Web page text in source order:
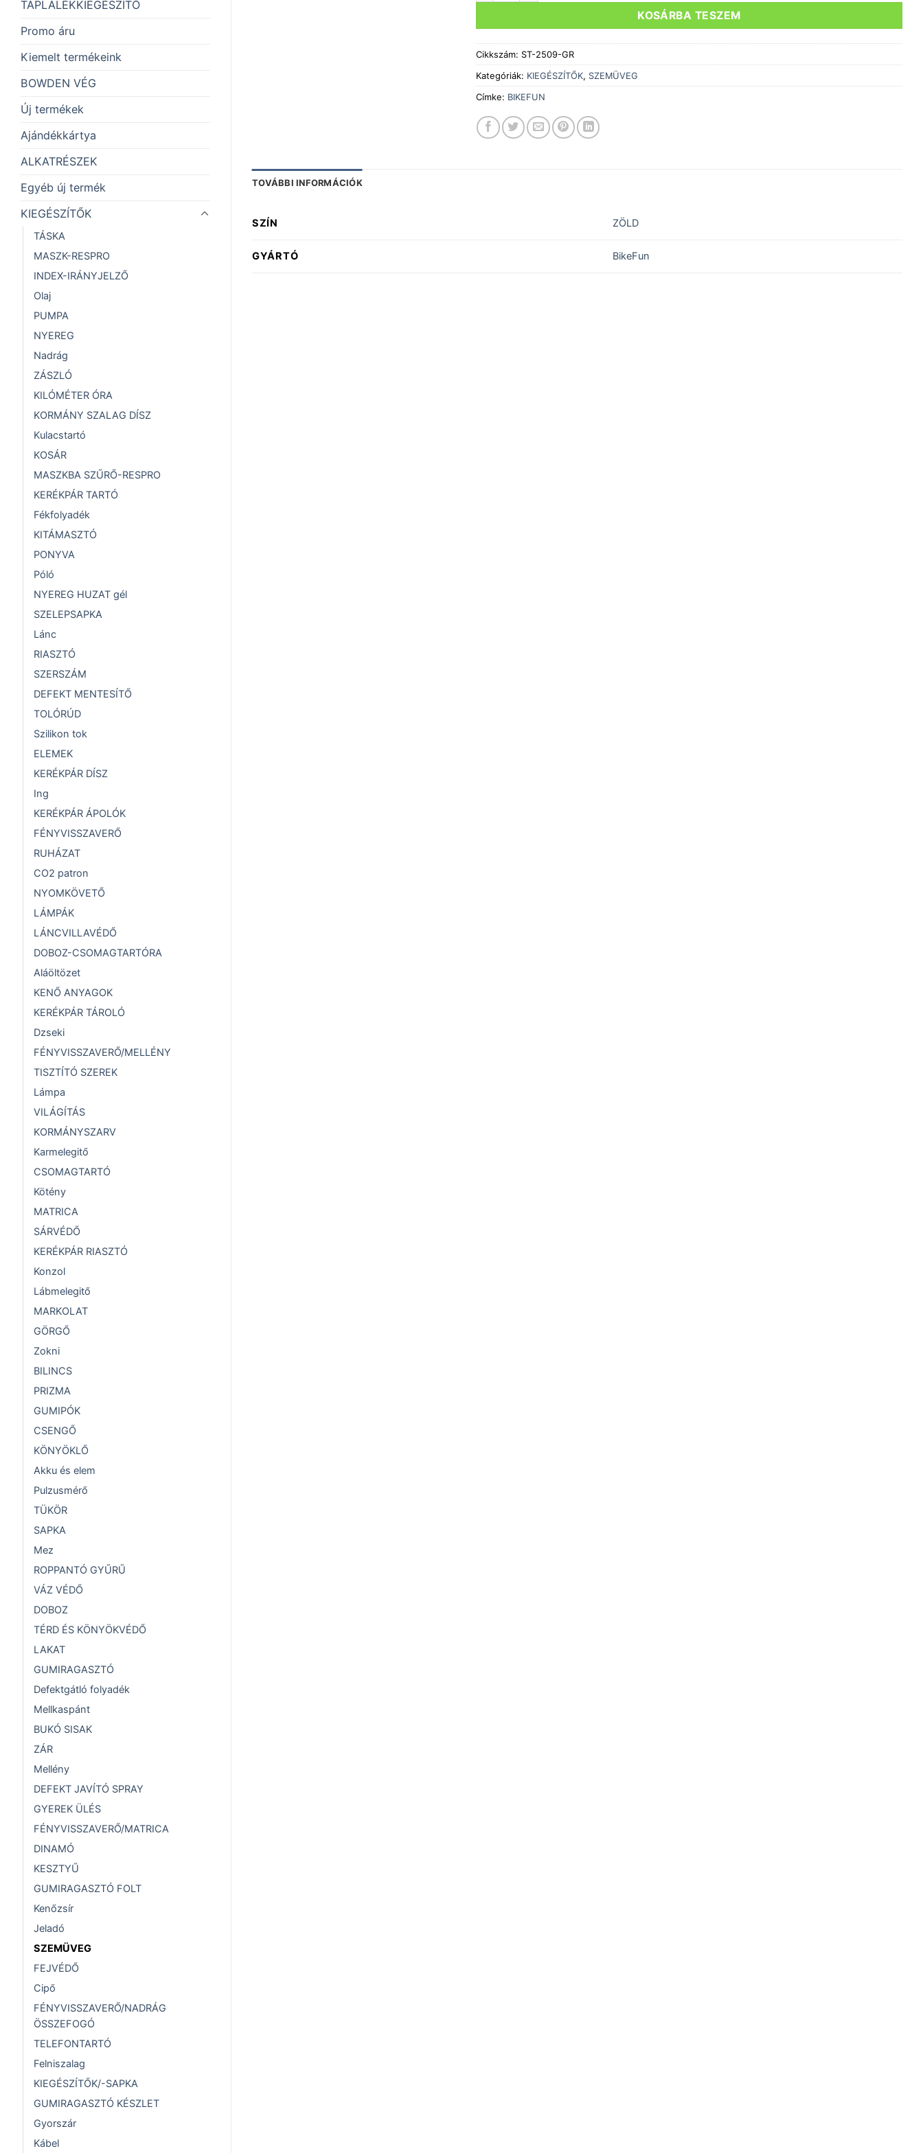
TÁPLÁLÉKKIEGÉSZÍTŐ
Promo áru
Kiemelt termékeink
BOWDEN VÉG
Új termékek
Ajándékkártya
ALKATRÉSZEK
Egyéb új termék
KIEGÉSZÍTŐK
TÁSKA
MASZK-RESPRO
INDEX-IRÁNYJELZŐ
Olaj
PUMPA
NYEREG
Nadrág
ZÁSZLÓ
KILÓMÉTER ÓRA
KORMÁNY SZALAG DÍSZ
Kulacstartó
KOSÁR
MASZKBA SZŰRŐ-RESPRO
KERÉKPÁR TARTÓ
Fékfolyadék
KITÁMASZTÓ
PONYVA
Póló
NYEREG HUZAT gél
SZELEPSAPKA
Lánc
RIASZTÓ
SZERSZÁM
DEFEKT MENTESÍTŐ
TOLÓRÚD
Szilikon tok
ELEMEK
KERÉKPÁR DÍSZ
Ing
KERÉKPÁR ÁPOLÓK
FÉNYVISSZAVERŐ
RUHÁZAT
CO2 patron
NYOMKÖVETŐ
LÁMPÁK
LÁNCVILLAVÉDŐ
DOBOZ-CSOMAGTARTÓRA
Aláöltözet
KENŐ ANYAGOK
KERÉKPÁR TÁROLÓ
Dzseki
FÉNYVISSZAVERŐ/MELLÉNY
TISZTÍTÓ SZEREK
Lámpa
VILÁGÍTÁS
KORMÁNYSZARV
Karmelegitő
CSOMAGTARTÓ
Kötény
MATRICA
SÁRVÉDŐ
KERÉKPÁR RIASZTÓ
Konzol
Lábmelegitő
MARKOLAT
GÖRGŐ
Zokni
BILINCS
PRIZMA
GUMIPÓK
CSENGŐ
KÖNYÖKLŐ
Akku és elem
Pulzusmérő
TÜKÖR
SAPKA
Mez
ROPPANTÓ GYŰRŰ
VÁZ VÉDŐ
DOBOZ
TÉRD ÉS KÖNYÖKVÉDŐ
LAKAT
GUMIRAGASZTÓ
Defektgátló folyadék
Mellkaspánt
BUKÓ SISAK
ZÁR
Mellény
DEFEKT JAVÍTÓ SPRAY
GYEREK ÜLÉS
FÉNYVISSZAVERŐ/MATRICA
DINAMÓ
KESZTYŰ
GUMIRAGASZTÓ FOLT
Kenőzsír
Jeladó
SZEMÜVEG
FEJVÉDŐ
Cipő
FÉNYVISSZAVERŐ/NADRÁG
ÖSSZEFOGÓ
TELEFONTARTÓ
Felniszalag
KIEGÉSZÍTŐK/-SAPKA
GUMIRAGASZTÓ KÉSZLET
Gyorszár
Kábel
KOSÁRBA TESZEM
Cikkszám: ST-2509-GR
Kategóriák: KIEGÉSZÍTŐK, SZEMÜVEG
Címke: BIKEFUN
TOVÁBBI INFORMÁCIÓK
SZÍN ZÖLD
GYÁRTÓ BikeFun